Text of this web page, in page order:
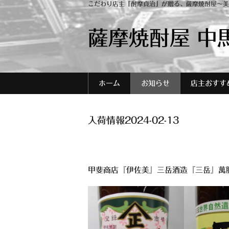
こだわり店主「酎摩貞治」が贈る、薩摩焼酎屋～
薩摩焼酎屋 中
ホーム お知らせ 店主おすす
入荷情報2024-02-13
甲斐商店『伊佐美』三岳酒造『三岳』萬